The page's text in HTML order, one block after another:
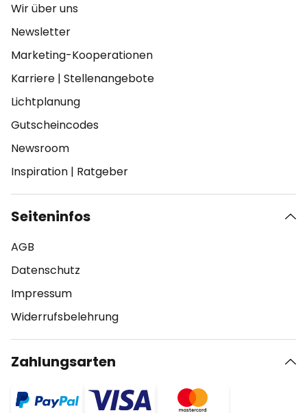
Wir über uns
Newsletter
Marketing-Kooperationen
Karriere | Stellenangebote
Lichtplanung
Gutscheincodes
Newsroom
Inspiration | Ratgeber
Seiteninfos
AGB
Datenschutz
Impressum
Widerrufsbelehrung
Zahlungsarten